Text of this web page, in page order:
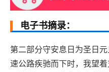
电子书摘录：
第二部分守安息日为圣日
速公路疾驰而下时，我望